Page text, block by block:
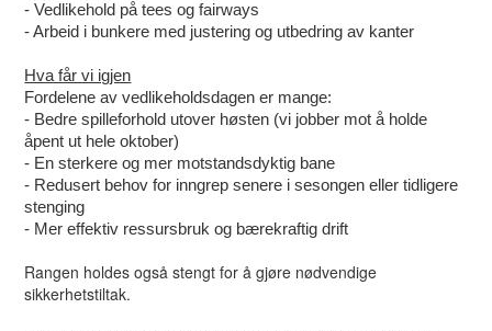
- Vedlikehold på tees og fairways
- Arbeid i bunkere med justering og utbedring av kanter
Hva får vi igjen
Fordelene av vedlikeholdsdagen er mange:
- Bedre spilleforhold utover høsten (vi jobber mot å holde
åpent ut hele oktober)
- En sterkere og mer motstandsdyktig bane
- Redusert behov for inngrep senere i sesongen eller tidligere
stenging
- Mer effektiv ressursbruk og bærekraftig drift
Rangen holdes også stengt for å gjøre nødvendige
sikkerhetstiltak.